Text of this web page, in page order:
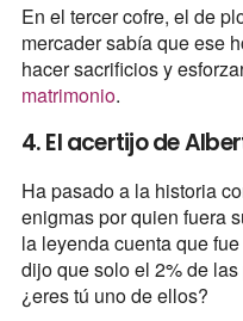
En el tercer cofre, el de
mercader sabía que ese
hacer sacrificios y
matrimonio.
4. El acertijo de
Ha pasado a la historia
enigmas por quien fuera
la leyenda cuenta que
dijo que solo el 2% de
¿eres tú uno de ellos?